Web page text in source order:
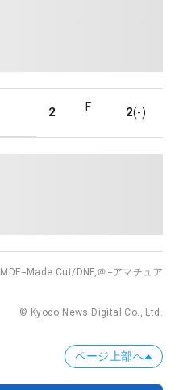
2 F 2(-)
MDF=Made Cut/DNF,＠=アマチュア
© Kyodo News Digital Co., Ltd.
ページ上部へ